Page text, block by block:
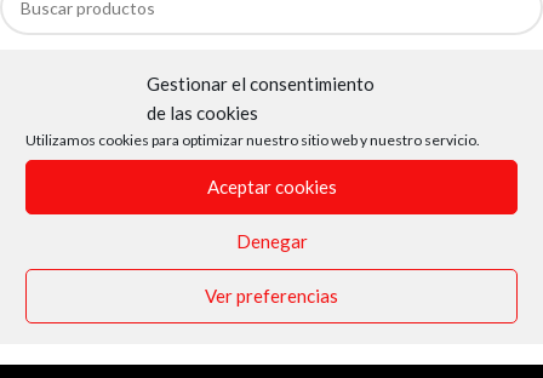
Gestionar el consentimiento
de las cookies
Utilizamos cookies para optimizar nuestro sitio web y nuestro servicio.
Aceptar cookies
Denegar
Ver preferencias